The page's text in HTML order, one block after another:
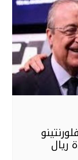
ريال